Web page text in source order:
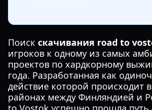
Поиск скачивания road to
игроков к одному из самых
проектов по хардкорному
года. Разработанная как
действие которой происходит
районах между Финляндией и